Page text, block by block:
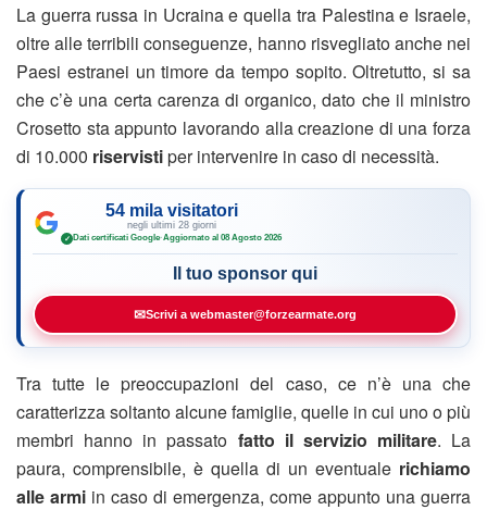
La guerra russa in Ucraina e quella tra Palestina e Israele,
oltre alle terribili conseguenze, hanno risvegliato anche nei
Paesi estranei un timore da tempo sopito. Oltretutto, si sa
che c’è una certa carenza di organico, dato che il ministro
Crosetto sta appunto lavorando alla creazione di una forza
di 10.000 riservistiper intervenire in caso di necessità.
54 mila visitatori
negli ultimi 28 giorni
✓ Dati certificati Google·Aggiornato al 08 Agosto 2026
Il tuo sponsor qui
✉Scrivi a webmaster@forzearmate.org
Tra tutte le preoccupazioni del caso, ce n’è una che
caratterizza soltanto alcune famiglie, quelle in cui uno o più
membri hanno in passato fatto il servizio militare. La
paura, comprensibile, è quella di un eventuale richiamo
alle armi in caso di emergenza, come appunto una guerra